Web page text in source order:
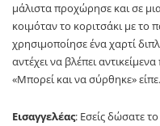
μάλιστα προχώρησε και σε
κοιμόταν το κοριτσάκι με το
χρησιμοποίησε ένα χαρτί
αντέχει να βλέπει
«Μπορεί και να σύρθηκε» είπε.
Εισαγγελέας: Εσείς δώσατε